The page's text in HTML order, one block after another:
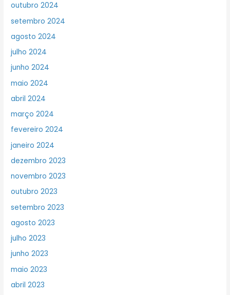
outubro 2024
setembro 2024
agosto 2024
julho 2024
junho 2024
maio 2024
abril 2024
março 2024
fevereiro 2024
janeiro 2024
dezembro 2023
novembro 2023
outubro 2023
setembro 2023
agosto 2023
julho 2023
junho 2023
maio 2023
abril 2023